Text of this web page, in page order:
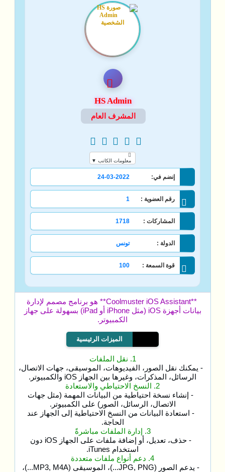
HS Admin
المشرف العام
معلومات الكاتب ▼
إنضم في: 24-03-2022
رقم العضوية : 1
المشاركات : 1718
الدولة : تونس
قوة السمعة : 100
**Coolmuster iOS Assistant** هو برنامج مصمم لإدارة
بيانات أجهزة iOS (مثل iPhone أو iPad) بسهولة على جهاز
الكمبيوتر.
الميزات الرئيسية
1. نقل الملفات
- يمكنك نقل الصور، الفيديوهات، الموسيقى، جهات الاتصال،
الرسائل، المذكرات، وغيرها بين الجهاز iOS والكمبيوتر.
2. النسخ الاحتياطي والاستعادة
- إنشاء نسخة احتياطية من البيانات المهمة (مثل جهات
الاتصال، الرسائل، الصور) على الكمبيوتر.
- استعادة البيانات من النسخ الاحتياطية إلى الجهاز عند
الحاجة.
3. إدارة الملفات مباشرةً
- حذف، تعديل، أو إضافة ملفات على الجهاز iOS دون
استخدام iTunes.
4. دعم أنواع ملفات متعددة
- يدعم الصور (JPG, PNG...)، الموسيقى (MP3, M4A...)،